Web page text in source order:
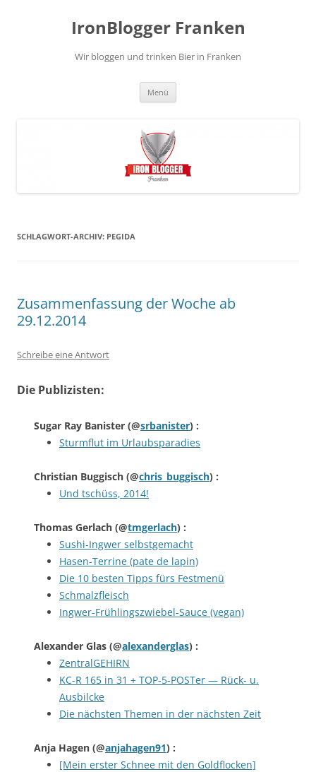
IronBlogger Franken
Wir bloggen und trinken Bier in Franken
Menü
SCHLAGWORT-ARCHIV: PEGIDA
Zusammenfassung der Woche ab
29.12.2014
Schreibe eine Antwort
Die Publizisten:
Sugar Ray Banister (@srbanister) :
Sturmflut im Urlaubsparadies
Christian Buggisch (@chris_buggisch) :
Und tschüss, 2014!
Thomas Gerlach (@tmgerlach) :
Sushi-Ingwer selbstgemacht
Hasen-Terrine (pate de lapin)
Die 10 besten Tipps fürs Festmenü
Schmalzfleisch
Ingwer-Frühlingszwiebel-Sauce (vegan)
Alexander Glas (@alexanderglas) :
ZentralGEHIRN
KC-R 165 in 31 + TOP-5-POSTer — Rück- u.
Ausbilcke
Die nächsten Themen in der nächsten Zeit
Anja Hagen (@anjahagen91) :
[Mein erster Schnee mit den Goldflocken]